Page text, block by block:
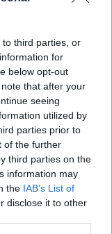
third parties, or
for
below opt-out
that after your
seeing
utilized by
parties prior to
of the further
third parties on the
information may
the IAB’s List of
disclose it to other
50 /50
2000 /2000